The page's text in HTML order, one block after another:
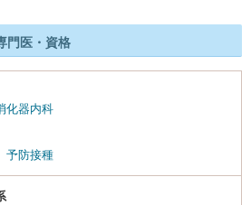
門医・資格
化器内科
予防接種